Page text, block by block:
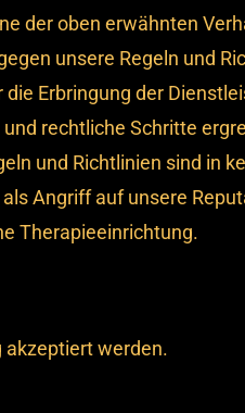
der oben erwähnten
unsere Regeln und
die Erbringung der
rechtliche Schritte
und Richtlinien sind in
Angriff auf unsere
Therapieeinrichtung.
akzeptiert werden.